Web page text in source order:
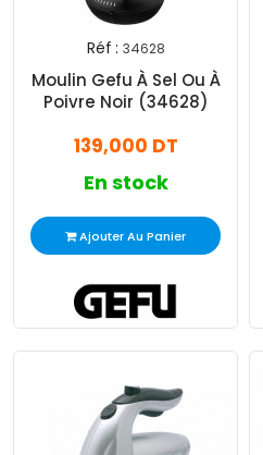
Réf : 34628
Moulin Gefu À Sel Ou À
Poivre Noir (34628)
139,000 DT
En stock
Ajouter Au Panier